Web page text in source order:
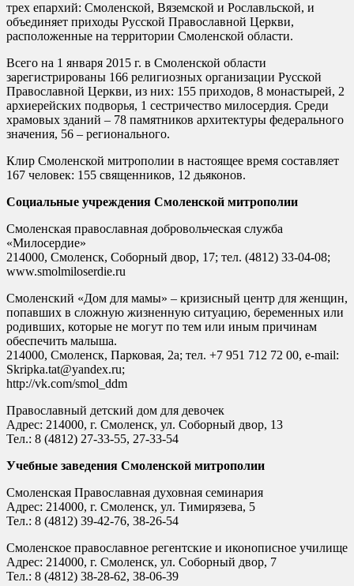
трех епархий: Смоленской, Вяземской и Рославльской, и
объединяет приходы Русской Православной Церкви,
расположенные на территории Смоленской области.
Всего на 1 января 2015 г. в Смоленской области
зарегистрированы 166 религиозных организации Русской
Православной Церкви, из них: 155 приходов, 8 монастырей, 2
архиерейских подворья, 1 сестричество милосердия. Среди
храмовых зданий – 78 памятников архитектуры федерального
значения, 56 – регионального.
Клир Смоленской митрополии в настоящее время составляет
167 человек: 155 священников, 12 дьяконов.
Социальные учреждения Смоленской митрополии
Смоленская православная добровольческая служба
«Милосердие»
214000, Смоленск, Соборный двор, 17; тел. (4812) 33-04-08;
www.smolmiloserdie.ru
Смоленский «Дом для мамы» – кризисный центр для женщин,
попавших в сложную жизненную ситуацию, беременных или
родивших, которые не могут по тем или иным причинам
обеспечить малыша.
214000, Смоленск, Парковая, 2а; тел. +7 951 712 72 00, e-mail:
Skripka.tat@yandex.ru;
http://vk.com/smol_ddm
Православный детский дом для девочек
Адрес: 214000, г. Смоленск, ул. Соборный двор, 13
Тел.: 8 (4812) 27-33-55, 27-33-54
Учебные заведения Смоленской митрополии
Смоленская Православная духовная семинария
Адрес: 214000, г. Смоленск, ул. Тимирязева, 5
Тел.: 8 (4812) 39-42-76, 38-26-54
Смоленское православное регентские и иконописное училище
Адрес: 214000, г. Смоленск, ул. Соборный двор, 7
Тел.: 8 (4812) 38-28-62, 38-06-39